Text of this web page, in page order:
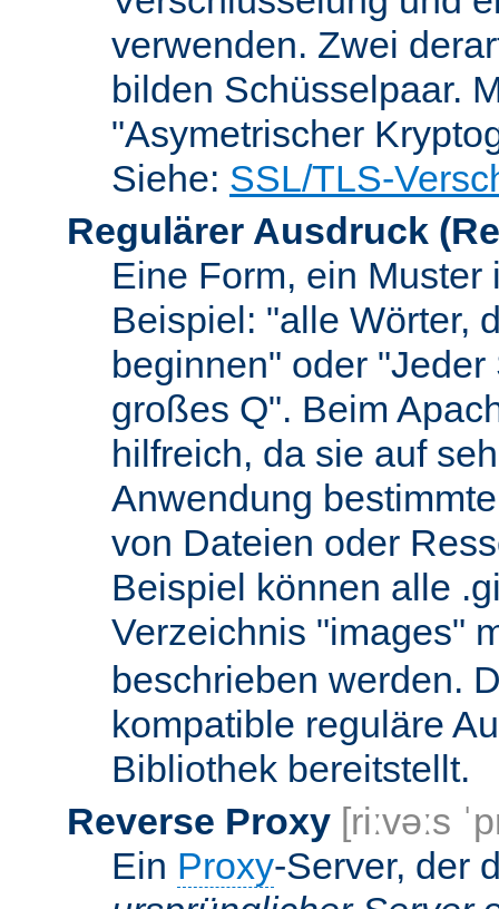
verwenden. Zwei
bilden Schüsselpaar.
"Asymetrischer
Siehe: SSL/TLS-
Regulärer Ausdruck
Eine Form, ein Muster
Beispiel: "alle Wörter,
beginnen" oder
großes Q". Beim
hilfreich, da sie auf
Anwendung
von Dateien oder
Beispiel können alle
Verzeichnis "images"
beschrieben werden.
kompatible reguläre
Bibliothek bereitstellt.
Reverse Proxy [riːvəːs
Ein Proxy-Server, der